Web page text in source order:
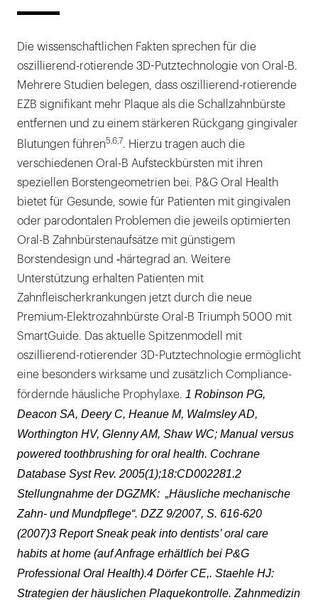
Die wissenschaftlichen Fakten sprechen für die
oszillierend-rotierende 3D-Putztechnologie von Oral-B.
Mehrere Studien belegen, dass oszillierend-rotierende
EZB signifikant mehr Plaque als die Schallzahnbürste
entfernen und zu einem stärkeren Rückgang gingivaler
Blutungen führen5,6,7. Hierzu tragen auch die
verschiedenen Oral-B Aufsteckbürsten mit ihren
speziellen Borstengeometrien bei. P&G Oral Health
bietet für Gesunde, sowie für Patienten mit gingivalen
oder parodontalen Problemen die jeweils optimierten
Oral-B Zahnbürstenaufsätze mit günstigem
Borstendesign und ‑härtegrad an. Weitere
Unterstützung erhalten Patienten mit
Zahnfleischerkrankungen jetzt durch die neue
Premium-Elektrozahnbürste Oral-B Triumph 5000 mit
SmartGuide. Das aktuelle Spitzenmodell mit
oszillierend-rotierender 3D-Putztechnologie ermöglicht
eine besonders wirksame und zusätzlich Compliance-
fördernde häusliche Prophylaxe. 1 Robinson PG,
Deacon SA, Deery C, Heanue M, Walmsley AD,
Worthington HV, Glenny AM, Shaw WC; Manual versus
powered toothbrushing for oral health. Cochrane
Database Syst Rev. 2005(1);18:CD002281.2
Stellungnahme der DGZMK: „Häusliche mechanische
Zahn- und Mundpflege“. DZZ 9/2007, S. 616-620
(2007)3 Report Sneak peak into dentists’ oral care
habits at home (auf Anfrage erhältlich bei P&G
Professional Oral Health).4 Dörfer CE,. Staehle HJ:
Strategien der häuslichen Plaquekontrolle. Zahnmedizin